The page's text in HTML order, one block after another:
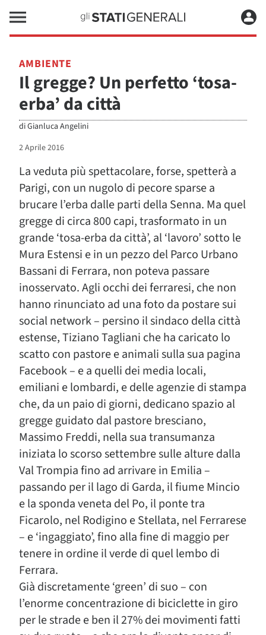
AMBIENTE
Il gregge? Un perfetto ‘tosa-
erba’ da città
diGianluca Angelini
2 Aprile 2016
La veduta più spettacolare, forse, spetterà a
Parigi, con un nugolo di pecore sparse a
brucare l’erba dalle parti della Senna. Ma quel
gregge di circa 800 capi, trasformato in un
grande ‘tosa-erba da città’, al ‘lavoro’ sotto le
Mura Estensi e in un pezzo del Parco Urbano
Bassani di Ferrara, non poteva passare
inosservato. Agli occhi dei ferraresi, che non
hanno rinunciato ad una foto da postare sui
social network – persino il sindaco della città
estense, Tiziano Tagliani che ha caricato lo
scatto con pastore e animali sulla sua pagina
Facebook – e a quelli dei media locali,
emiliani e lombardi, e delle agenzie di stampa
che, da un paio di giorni, dedicano spazio al
gregge guidato dal pastore bresciano,
Massimo Freddi, nella sua transumanza
iniziata lo scorso settembre sulle alture dalla
Val Trompia fino ad arrivare in Emilia –
passando per il lago di Garda, il fiume Mincio
e la sponda veneta del Po, il ponte tra
Ficarolo, nel Rodigino e Stellata, nel Ferrarese
– e ‘ingaggiato’, fino alla fine di maggio per
tenere in ordine il verde di quel lembo di
Ferrara.
Già discretamente ‘green’ di suo – con
l’enorme concentrazione di biciclette in giro
per le strade e ben il 27% dei movimenti fatti